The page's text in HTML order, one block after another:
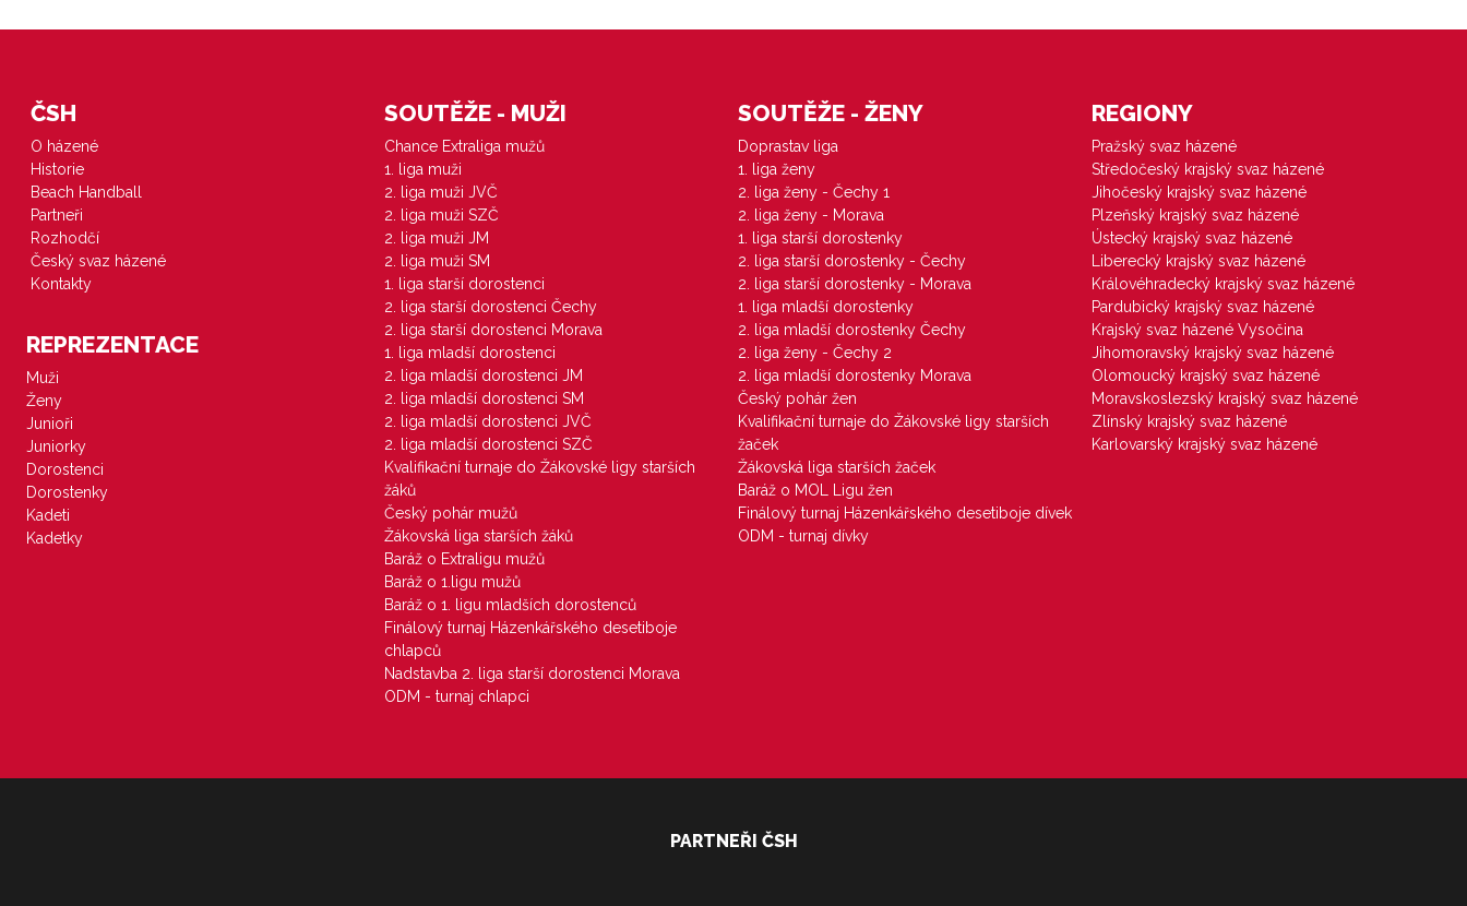
ČSH
O házené
Historie
Beach Handball
Partneři
Rozhodčí
Český svaz házené
Kontakty
REPREZENTACE
Muži
Ženy
Junioři
Juniorky
Dorostenci
Dorostenky
Kadeti
Kadetky
SOUTĚŽE - MUŽI
Chance Extraliga mužů
1. liga muži
2. liga muži JVČ
2. liga muži SZČ
2. liga muži JM
2. liga muži SM
1. liga starší dorostenci
2. liga starší dorostenci Čechy
2. liga starší dorostenci Morava
1. liga mladší dorostenci
2. liga mladší dorostenci JM
2. liga mladší dorostenci SM
2. liga mladší dorostenci JVČ
2. liga mladší dorostenci SZČ
Kvalifikační turnaje do Žákovské ligy starších
žáků
Český pohár mužů
Žákovská liga starších žáků
Baráž o Extraligu mužů
Baráž o 1.ligu mužů
Baráž o 1. ligu mladších dorostenců
Finálový turnaj Házenkářského desetiboje
chlapců
Nadstavba 2. liga starší dorostenci Morava
ODM - turnaj chlapci
SOUTĚŽE - ŽENY
Doprastav liga
1. liga ženy
2. liga ženy - Čechy 1
2. liga ženy - Morava
1. liga starší dorostenky
2. liga starší dorostenky - Čechy
2. liga starší dorostenky - Morava
1. liga mladší dorostenky
2. liga mladší dorostenky Čechy
2. liga ženy - Čechy 2
2. liga mladší dorostenky Morava
Český pohár žen
Kvalifikační turnaje do Žákovské ligy starších
žaček
Žákovská liga starších žaček
Baráž o MOL Ligu žen
Finálový turnaj Házenkářského desetiboje dívek
ODM - turnaj dívky
REGIONY
Pražský svaz házené
Středočeský krajský svaz házené
Jihočeský krajský svaz házené
Plzeňský krajský svaz házené
Ústecký krajský svaz házené
Liberecký krajský svaz házené
Královéhradecký krajský svaz házené
Pardubický krajský svaz házené
Krajský svaz házené Vysočina
Jihomoravský krajský svaz házené
Olomoucký krajský svaz házené
Moravskoslezský krajský svaz házené
Zlínský krajský svaz házené
Karlovarský krajský svaz házené
PARTNEŘI ČSH